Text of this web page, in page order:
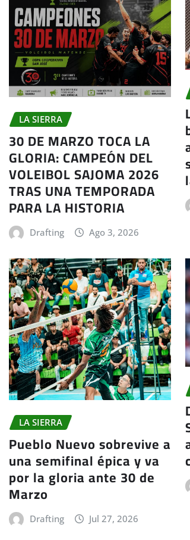
LA SIERRA
30 DE MARZO TOCA LA
GLORIA: CAMPEÓN DEL
VOLEIBOL SAJOMA 2026
TRAS UNA TEMPORADA
PARA LA HISTORIA
Drafting Ago 3, 2026
LA SIERRA
Pueblo Nuevo sobrevive a
una semifinal épica y va
por la gloria ante 30 de
Marzo
Drafting Jul 27, 2026